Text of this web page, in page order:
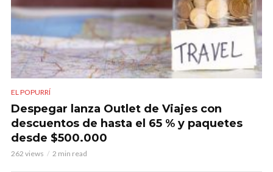
EL POPURRÍ
Despegar lanza Outlet de Viajes con
descuentos de hasta el 65 % y paquetes
desde $500.000
262 views 2 min read